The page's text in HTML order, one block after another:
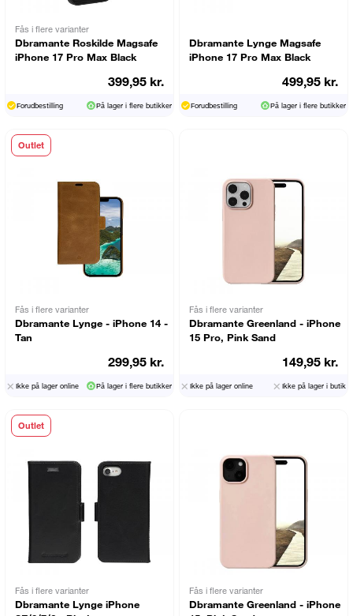
Fås i flere varianter
Dbramante Roskilde Magsafe
iPhone 17 Pro Max Black
399,95 kr.
Forudbestilling På lager i flere butikker
Dbramante Lynge Magsafe
iPhone 17 Pro Max Black
499,95 kr.
Forudbestilling På lager i flere butikker
Outlet
Fås i flere varianter
Dbramante Lynge - iPhone 14 -
Tan
299,95 kr.
Ikke på lager online På lager i flere butikker
Fås i flere varianter
Dbramante Greenland - iPhone
15 Pro, Pink Sand
149,95 kr.
Ikke på lager online Ikke på lager i butik
Outlet
Fås i flere varianter
Dbramante Lynge iPhone
Fås i flere varianter
Dbramante Greenland - iPhone